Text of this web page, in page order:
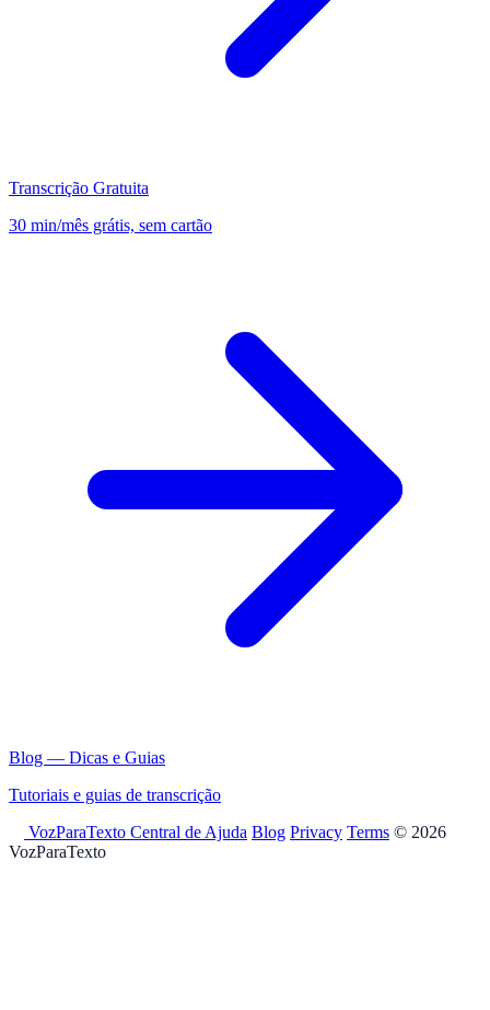
Transcrição Gratuita
30 min/mês grátis, sem cartão
Blog — Dicas e Guias
Tutoriais e guias de transcrição
VozParaTexto Central de Ajuda Blog Privacy Terms © 2026
VozParaTexto